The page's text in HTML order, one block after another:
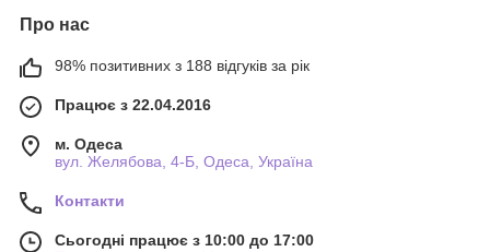
Про нас
98% позитивних з 188 відгуків за рік
Працює з 22.04.2016
м. Одеса
вул. Желябова, 4-Б, Одеса, Україна
Контакти
Сьогодні працює з 10:00 до 17:00